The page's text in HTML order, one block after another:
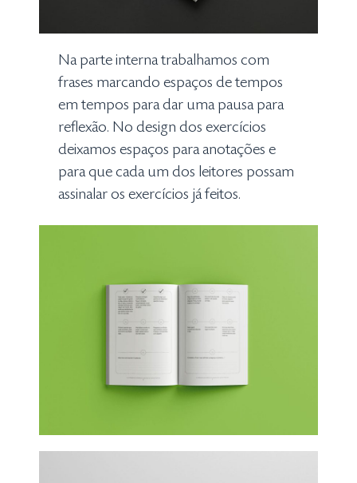
Na parte interna trabalhamos com
frases marcando espaços de tempos
em tempos para dar uma pausa para
reflexão. No design dos exercícios
deixamos espaços para anotações e
para que cada um dos leitores possam
assinalar os exercícios já feitos.